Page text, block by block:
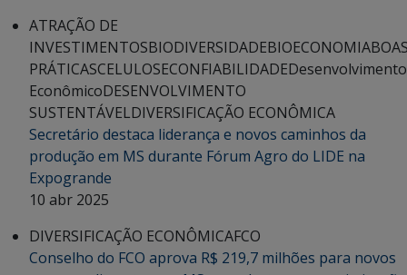
ATRAÇÃO DE
INVESTIMENTOSBIODIVERSIDADEBIOECONOMIA
PRÁTICASCELULOSECONFIABILIDADEDesenvolvimento
EconômicoDESENVOLVIMENTO
SUSTENTÁVELDIVERSIFICAÇÃO ECONÔMICA
Secretário destaca liderança e novos caminhos da
produção em MS durante Fórum Agro do LIDE na
Expogrande
10 abr 2025
DIVERSIFICAÇÃO ECONÔMICAFCO
Conselho do FCO aprova R$ 219,7 milhões para novos